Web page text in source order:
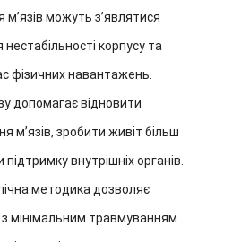
можуть з’являтися
нестабільності корпусу та
фізичних навантажень.
допомагає відновити
м’язів, зробити живіт більш
внутрішніх органів.
методика дозволяє
мінімальним травмуванням